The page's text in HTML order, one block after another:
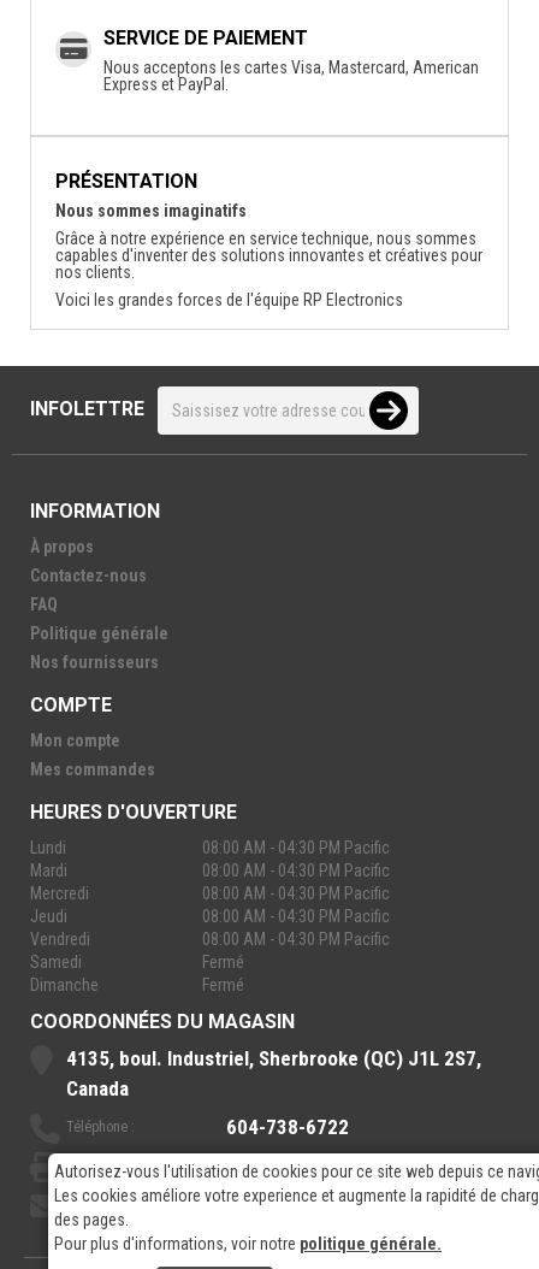
Autorisez-vous l'utilisation de cookies pour ce site web depuis ce
Les cookies améliore votre experience et augmente la rapidité de
des pages.
Pour plus d'informations, voir notre politique générale.
SERVICE DE PAIEMENT
Nous acceptons les cartes Visa, Mastercard, American
Express et PayPal.
PRÉSENTATION
Nous sommes imaginatifs
Grâce à notre expérience en service technique, nous sommes
capables d'inventer des solutions innovantes et créatives pour
nos clients.
Voici les grandes forces de l'équipe RP Electronics
INFOLETTRE
INFORMATION
À propos
Contactez-nous
FAQ
Politique générale
Nos fournisseurs
COMPTE
Mon compte
Mes commandes
HEURES D'OUVERTURE
Lundi
08:00 AM - 04:30 PM Pacific
Mardi
08:00 AM - 04:30 PM Pacific
Mercredi
08:00 AM - 04:30 PM Pacific
Jeudi
08:00 AM - 04:30 PM Pacific
Vendredi
08:00 AM - 04:30 PM Pacific
Samedi
Fermé
Dimanche
Fermé
COORDONNÉES DU MAGASIN
4135, boul. Industriel, Sherbrooke (QC) J1L 2S7,
Canada
Téléphone : 604-738-6722
Sans-Frais : 888-921-7770
Courriel: sales@rpelectronics.com